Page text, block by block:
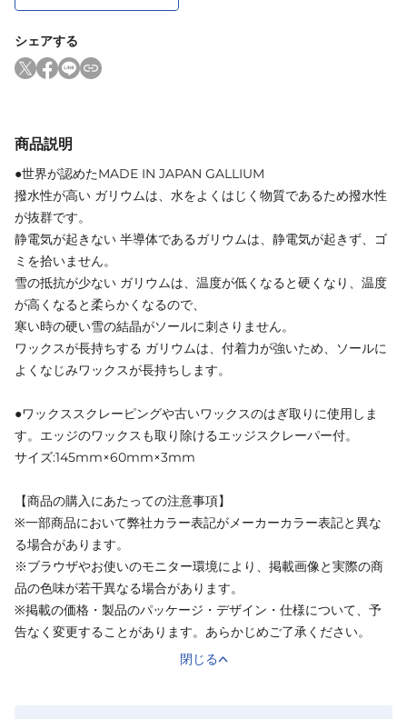
シェアする
商品説明
●世界が認めたMADE IN JAPAN GALLIUM
撥水性が高い ガリウムは、水をよくはじく物質であるため撥水性
が抜群です。
静電気が起きない 半導体であるガリウムは、静電気が起きず、ゴ
ミを拾いません。
雪の抵抗が少ない ガリウムは、温度が低くなると硬くなり、温度
が高くなると柔らかくなるので、
寒い時の硬い雪の結晶がソールに刺さりません。
ワックスが長持ちする ガリウムは、付着力が強いため、ソールに
よくなじみワックスが長持ちします。
●ワックススクレーピングや古いワックスのはぎ取りに使用しま
す。エッジのワックスも取り除けるエッジスクレーパー付。
サイズ:145mm×60mm×3mm
【商品の購入にあたっての注意事項】
※一部商品において弊社カラー表記がメーカーカラー表記と異な
る場合があります。
※ブラウザやお使いのモニター環境により、掲載画像と実際の商
品の色味が若干異なる場合があります。
※掲載の価格・製品のパッケージ・デザイン・仕様について、予
告なく変更することがあります。あらかじめご了承ください。
閉じる